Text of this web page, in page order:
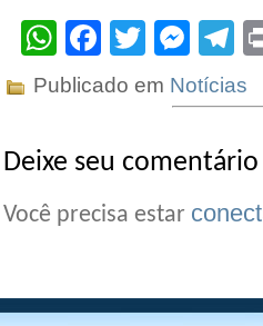
WhatsApp
Facebook
Twitter
Publicado em Notícias
Deixe seu comentário
Você precisa estar